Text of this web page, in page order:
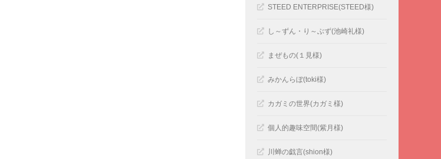
STEED ENTERPRISE(STEED様)
し～ずん・り～ぶず(池崎礼様)
まぜもの(１見様)
みかんらぼ(toki様)
カガミの世界(カガミ様)
個人的趣味空間(紫月様)
川蝉の戯言(shion様)